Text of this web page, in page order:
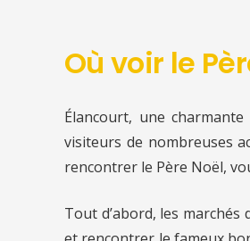
Où voir le
Élancourt, une
visiteurs de nombreuses
rencontrer le Père Noël,
Tout d’abord, les